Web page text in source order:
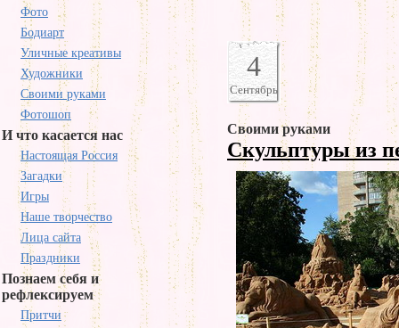
Фото
Бодиарт
Уличные креативы
Художники
Своими руками
Фотошоп
И что касается нас
Настоящая Россия
Загадки
Игры
Наше творчество
Лица сайта
Праздники
Познаем себя и
рефлексируем
Притчи
4
Сентябрь
Своими руками
Скульптуры из